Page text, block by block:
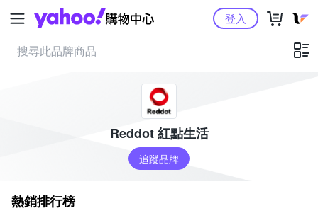
Yahoo購物中心登入
Reddot 紅點生活
追蹤品牌
熱銷排行榜